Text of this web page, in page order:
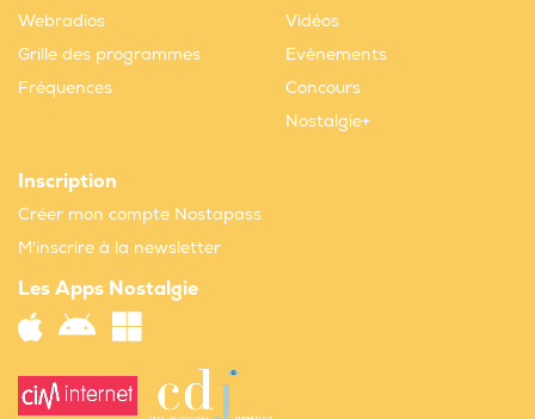
Webradios
Grille des programmes
Fréquences
Vidéos
Evènements
Concours
Nostalgie+
Inscription
Créer mon compte Nostapass
M'inscrire à la newsletter
Les Apps Nostalgie